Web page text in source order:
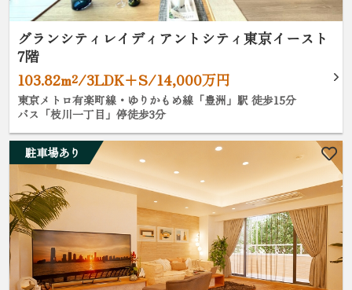
グランシティレイディアントシティ東京イースト
7階
103.82m²/3LDK+S/14,000万円
東京メトロ有楽町線・ゆりかもめ線「豊洲」駅 徒歩15分
バス「枝川一丁目」停徒歩3分
駐車場あり